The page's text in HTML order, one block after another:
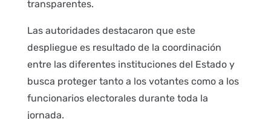
transparentes.
Las autoridades destacaron que este
despliegue es resultado de la coordinación
entre las diferentes instituciones del Estado y
busca proteger tanto a los votantes como a los
funcionarios electorales durante toda la
jornada.